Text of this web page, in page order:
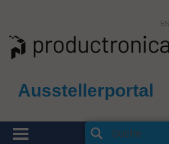
Ausstellerportal
EN